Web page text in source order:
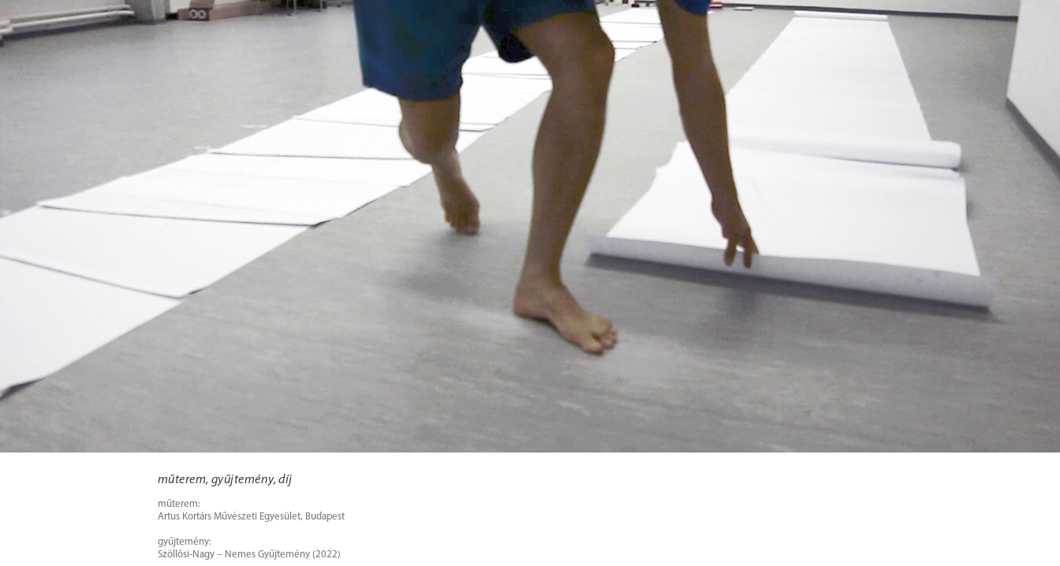
műterem, gyűjtemény, díj
műterem:
Artus Kortárs Művészeti Egyesület, Budapest
gyűjtemény:
Szöllősi-Nagy – Nemes Gyűjtemény (2022)